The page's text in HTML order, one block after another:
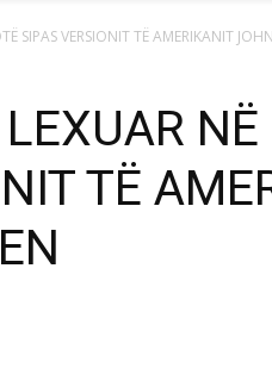
SIPAS VERSIONIT TË AMERIKANIT
NË
TË